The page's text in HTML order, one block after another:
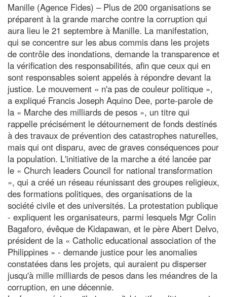
Manille (Agence Fides) – Plus de 200 organisations se
préparent à la grande marche contre la corruption qui
aura lieu le 21 septembre à Manille. La manifestation,
qui se concentre sur les abus commis dans les projets
de contrôle des inondations, demande la transparence et
la vérification des responsabilités, afin que ceux qui en
sont responsables soient appelés à répondre devant la
justice. Le mouvement « n'a pas de couleur politique »,
a expliqué Francis Joseph Aquino Dee, porte-parole de
la « Marche des milliards de pesos », un titre qui
rappelle précisément le détournement de fonds destinés
à des travaux de prévention des catastrophes naturelles,
mais qui ont disparu, avec de graves conséquences pour
la population. L'initiative de la marche a été lancée par
le « Church leaders Council for national transformation
», qui a créé un réseau réunissant des groupes religieux,
des formations politiques, des organisations de la
société civile et des universités. La protestation publique
- expliquent les organisateurs, parmi lesquels Mgr Colin
Bagaforo, évêque de Kidapawan, et le père Abert Delvo,
président de la « Catholic educational association of the
Philippines » - demande justice pour les anomalies
constatées dans les projets, qui auraient pu disperser
jusqu'à mille milliards de pesos dans les méandres de la
corruption, en une décennie.